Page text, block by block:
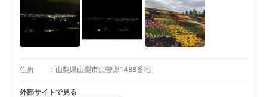
住所 山梨県山梨市江曽原1488番地
外部サイトで見る